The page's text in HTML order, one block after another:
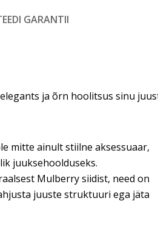
GARANTII
ja õrn hoolitsus sinu
mitte ainult stiilne aksessuaar,
juuksehoolduseks.
Mulberry siidist, need on
juuste struktuuri ega jäta